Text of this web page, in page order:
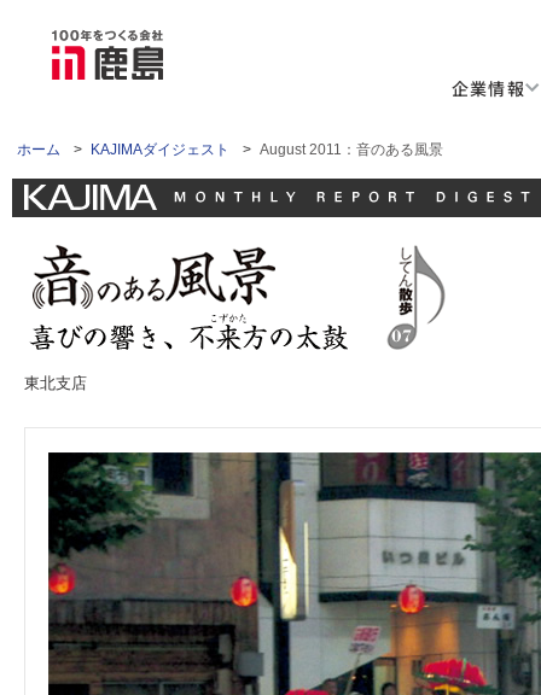
企業情報
ホーム > KAJIMAダイジェスト > August 2011：音のある風景
東北支店